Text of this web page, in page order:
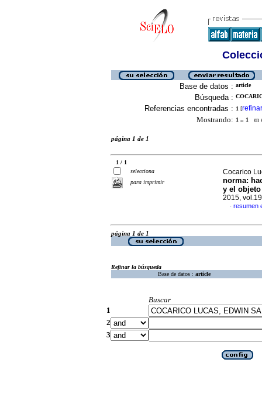
Base de datos : article
Búsqueda :
Referencias encontradas : 1 [refinar
Mostrando: 1 .. 1 en
página 1 de 1
1 / 1
selecciona
para imprimir
Cocarico
norma:
y el
2015,
· resumen
página 1 de 1
Refinar la búsqueda
Base de datos : article
Buscar
1
2
3